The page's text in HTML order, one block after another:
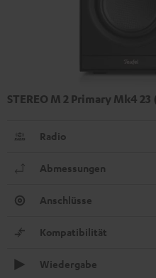
STEREO M 2 Primary Mk4
Radio
Abmessungen
Anschlüsse
Kompatibilität
Wiedergabe